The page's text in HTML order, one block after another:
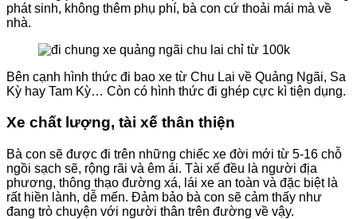
phát sinh, không thêm phụ phí, bà con cứ thoải mái mà về
nhà.
Bên cạnh hình thức đi bao xe từ Chu Lai về Quảng Ngãi, Sa
Kỳ hay Tam Kỳ… Còn có hình thức đi ghép cực kì tiện dụng.
Xe chất lượng, tài xế thân thiện
​Bà con sẽ được đi trên những chiếc xe đời mới từ 5-16 chỗ
ngồi sạch sẽ, rộng rãi và êm ái. Tài xế đều là người địa
phương, thông thạo đường xá, lái xe an toàn và đặc biệt là
rất hiền lành, dễ mến. Đảm bảo bà con sẽ cảm thấy như
đang trò chuyện với người thân trên đường về vậy.